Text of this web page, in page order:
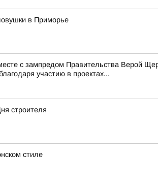
в Приморье
с зампредом Правительства Верой
участию в проектах...
строителя
стиле